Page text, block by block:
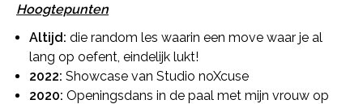
Hoogtepunten
Altijd: die random les waarin een move waar je al
lang op oefent, eindelijk lukt!
2022: Showcase van Studio noXcuse
2020: Openingsdans in de paal met mijn vrouw op